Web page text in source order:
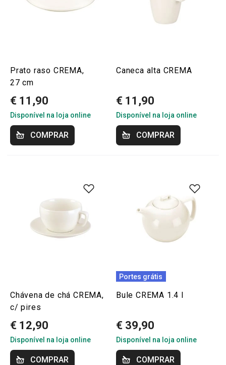
Prato raso CREMA,
27 cm
€ 11,90
Disponível na loja online
COMPRAR
Caneca alta CREMA
€ 11,90
Disponível na loja online
COMPRAR
Chávena de chá CREMA,
c/ pires
€ 12,90
Disponível na loja online
COMPRAR
Portes grátis
Bule CREMA 1.4 l
€ 39,90
Disponível na loja online
COMPRAR